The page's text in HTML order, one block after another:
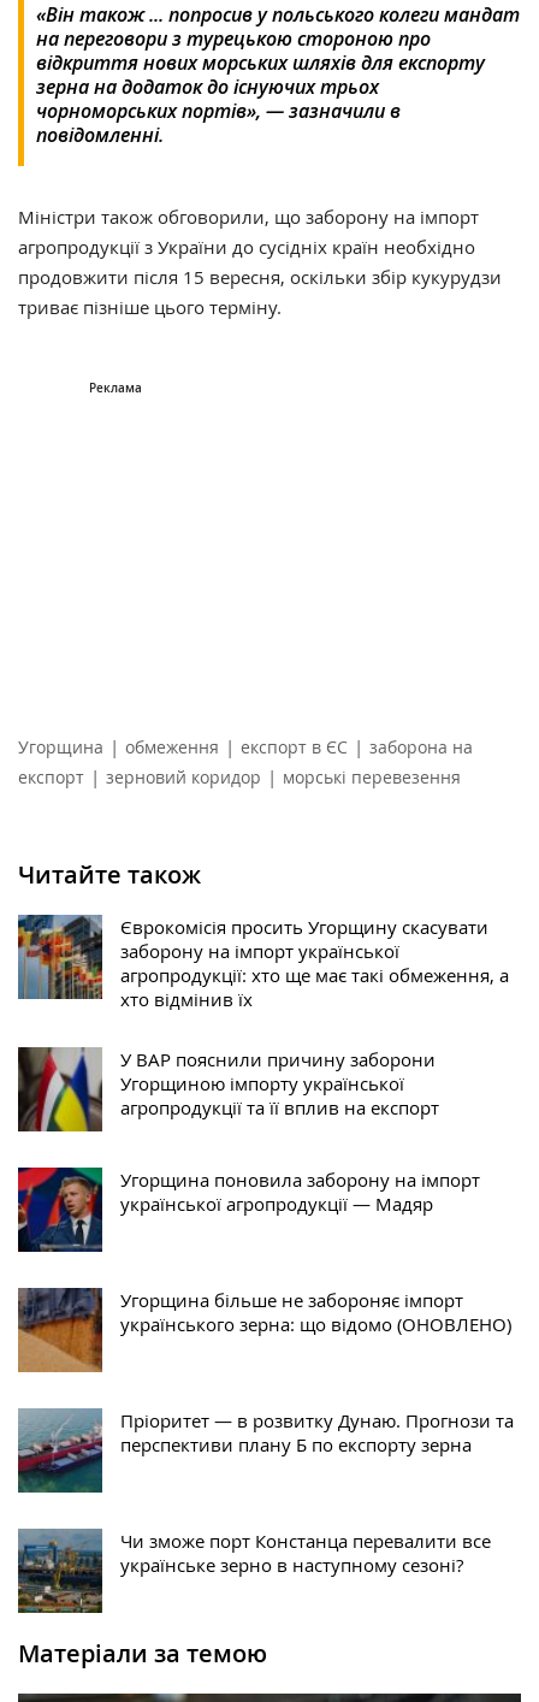
«Він також ... попросив у польського колеги мандат
на переговори з турецькою стороною про
відкриття нових морських шляхів для експорту
зерна на додаток до існуючих трьох
чорноморських портів», — зазначили в
повідомленні.
Міністри також обговорили, що заборону на імпорт
агропродукції з України до сусідніх країн необхідно
продовжити після 15 вересня, оскільки збір кукурудзи
триває пізніше цього терміну.
Угорщина | обмеження | експорт в ЄС | заборона на
експорт | зерновий коридор | морські перевезення
Читайте також
Єврокомісія просить Угорщину скасувати
заборону на імпорт української
агропродукції: хто ще має такі обмеження, а
хто відмінив їх
У ВАР пояснили причину заборони
Угорщиною імпорту української
агропродукції та її вплив на експорт
Угорщина поновила заборону на імпорт
української агропродукції — Мадяр
Угорщина більше не забороняє імпорт
українського зерна: що відомо (ОНОВЛЕНО)
Пріоритет — в розвитку Дунаю. Прогнози та
перспективи плану Б по експорту зерна
Чи зможе порт Констанца перевалити все
українське зерно в наступному сезоні?
Матеріали за темою